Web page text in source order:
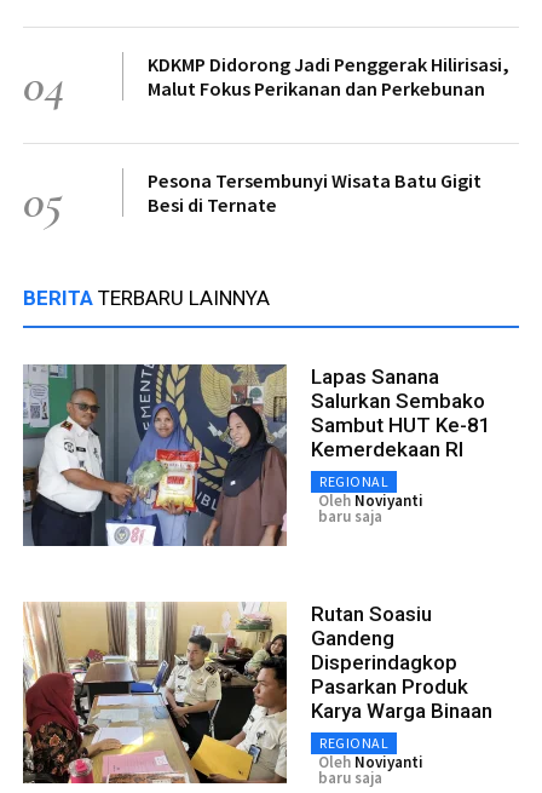
04
KDKMP Didorong Jadi Penggerak Hilirisasi,
Malut Fokus Perikanan dan Perkebunan
05
Pesona Tersembunyi Wisata Batu Gigit
Besi di Ternate
BERITA TERBARU LAINNYA
Lapas Sanana
Salurkan Sembako
Sambut HUT Ke-81
Kemerdekaan RI
REGIONAL
Oleh Noviyanti
baru saja
Rutan Soasiu
Gandeng
Disperindagkop
Pasarkan Produk
Karya Warga Binaan
REGIONAL
Oleh Noviyanti
baru saja